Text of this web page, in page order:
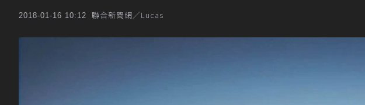
2018-01-16 10:12 聯合新聞網／Lucas